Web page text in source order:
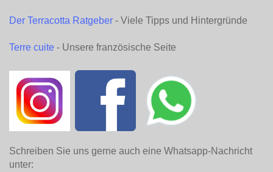
Der Terracotta Ratgeber - Viele Tipps und Hintergründe
Terre cuite - Unsere französische Seite
Schreiben Sie uns gerne auch eine Whatsapp-Nachricht
unter: